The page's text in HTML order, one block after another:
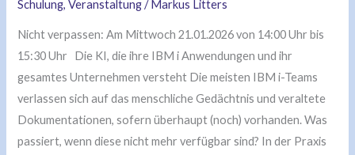
Schulung,Veranstaltung/Markus Litters
Nicht verpassen: Am Mittwoch 21.01.2026 von 14:00 Uhr bis
15:30 Uhr Die KI, die ihre IBM i Anwendungen und ihr
gesamtes Unternehmen versteht Die meisten IBM i-Teams
verlassen sich auf das menschliche Gedächtnis und veraltete
Dokumentationen, sofern überhaupt (noch) vorhanden. Was
passiert, wenn diese nicht mehr verfügbar sind? In der Praxis
Unternehmen